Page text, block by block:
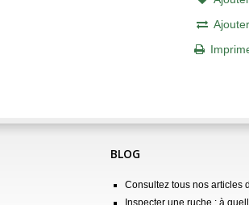
BLOG
Consultez tous nos articles
Inspecter une ruche : à